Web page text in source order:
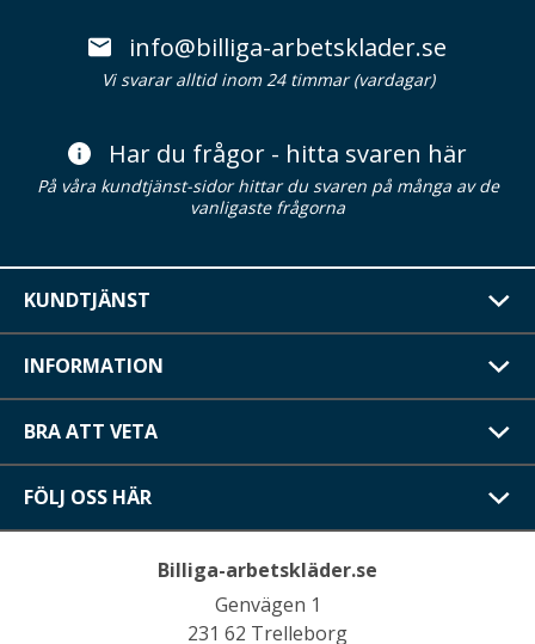
info@billiga-arbetsklader.se
Vi svarar alltid inom 24 timmar (vardagar)
Har du frågor - hitta svaren här
På våra kundtjänst-sidor hittar du svaren på många av de
vanligaste frågorna
KUNDTJÄNST
INFORMATION
BRA ATT VETA
FÖLJ OSS HÄR
Billiga-arbetskläder.se
Genvägen 1
231 62 Trelleborg